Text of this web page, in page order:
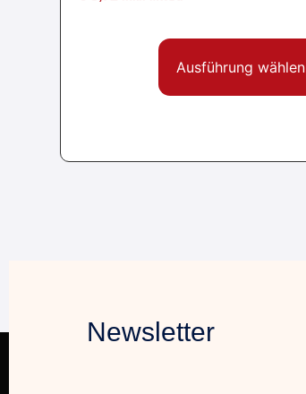
Ausführung wählen
Newsletter